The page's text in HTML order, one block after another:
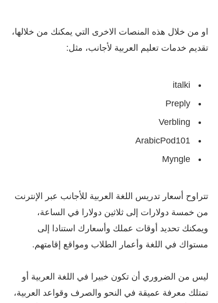
او من خلال هذه المنصات الاخرى التي يمكنك من خلالها،
تقديم خدمات تعليم العربية لأجانب، مثل:
italki
Preply
Verbling
ArabicPod101
Myngle
تتراوح أسعار تدريس اللغة العربية للأجانب عبر الإنترنت
من خمسة دولارات إلى ثلاثين دولارا في الساعة،
ويمكنك تحديد أوقات عملك وأسعارك استنادا إلى
مستواك في اللغة وأعمار الطلاب ومواقع إقامتهم.
ليس من الضروري أن تكون خبيرا في اللغة العربية أو
تمتلك معرفة عميقة في النحو والصرف وقواعد العربية،